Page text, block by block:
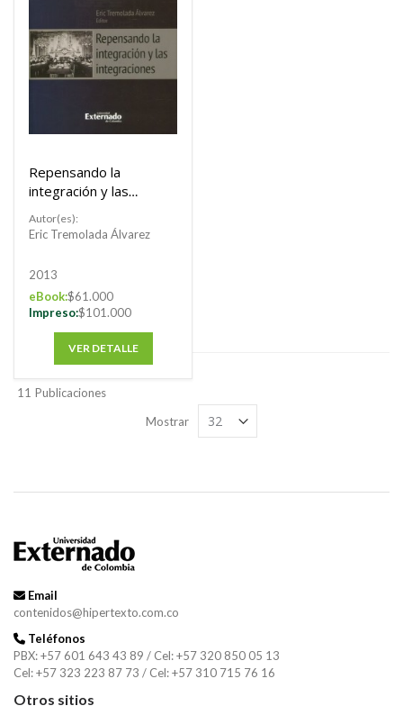
Repensando la
integración y las
Autor(es):
Eric Tremolada Álvarez
2013
eBook:$61.000
Impreso:$101.000
VER DETALLE
11 Publicaciones
Mostrar
Email
contenidos@hipertexto.com.co
Teléfonos
PBX: +57 601 643 43 89 / Cel: +57 320 850 05 13
Cel: +57 323 223 87 73 / Cel: +57 310 715 76 16
Otros sitios